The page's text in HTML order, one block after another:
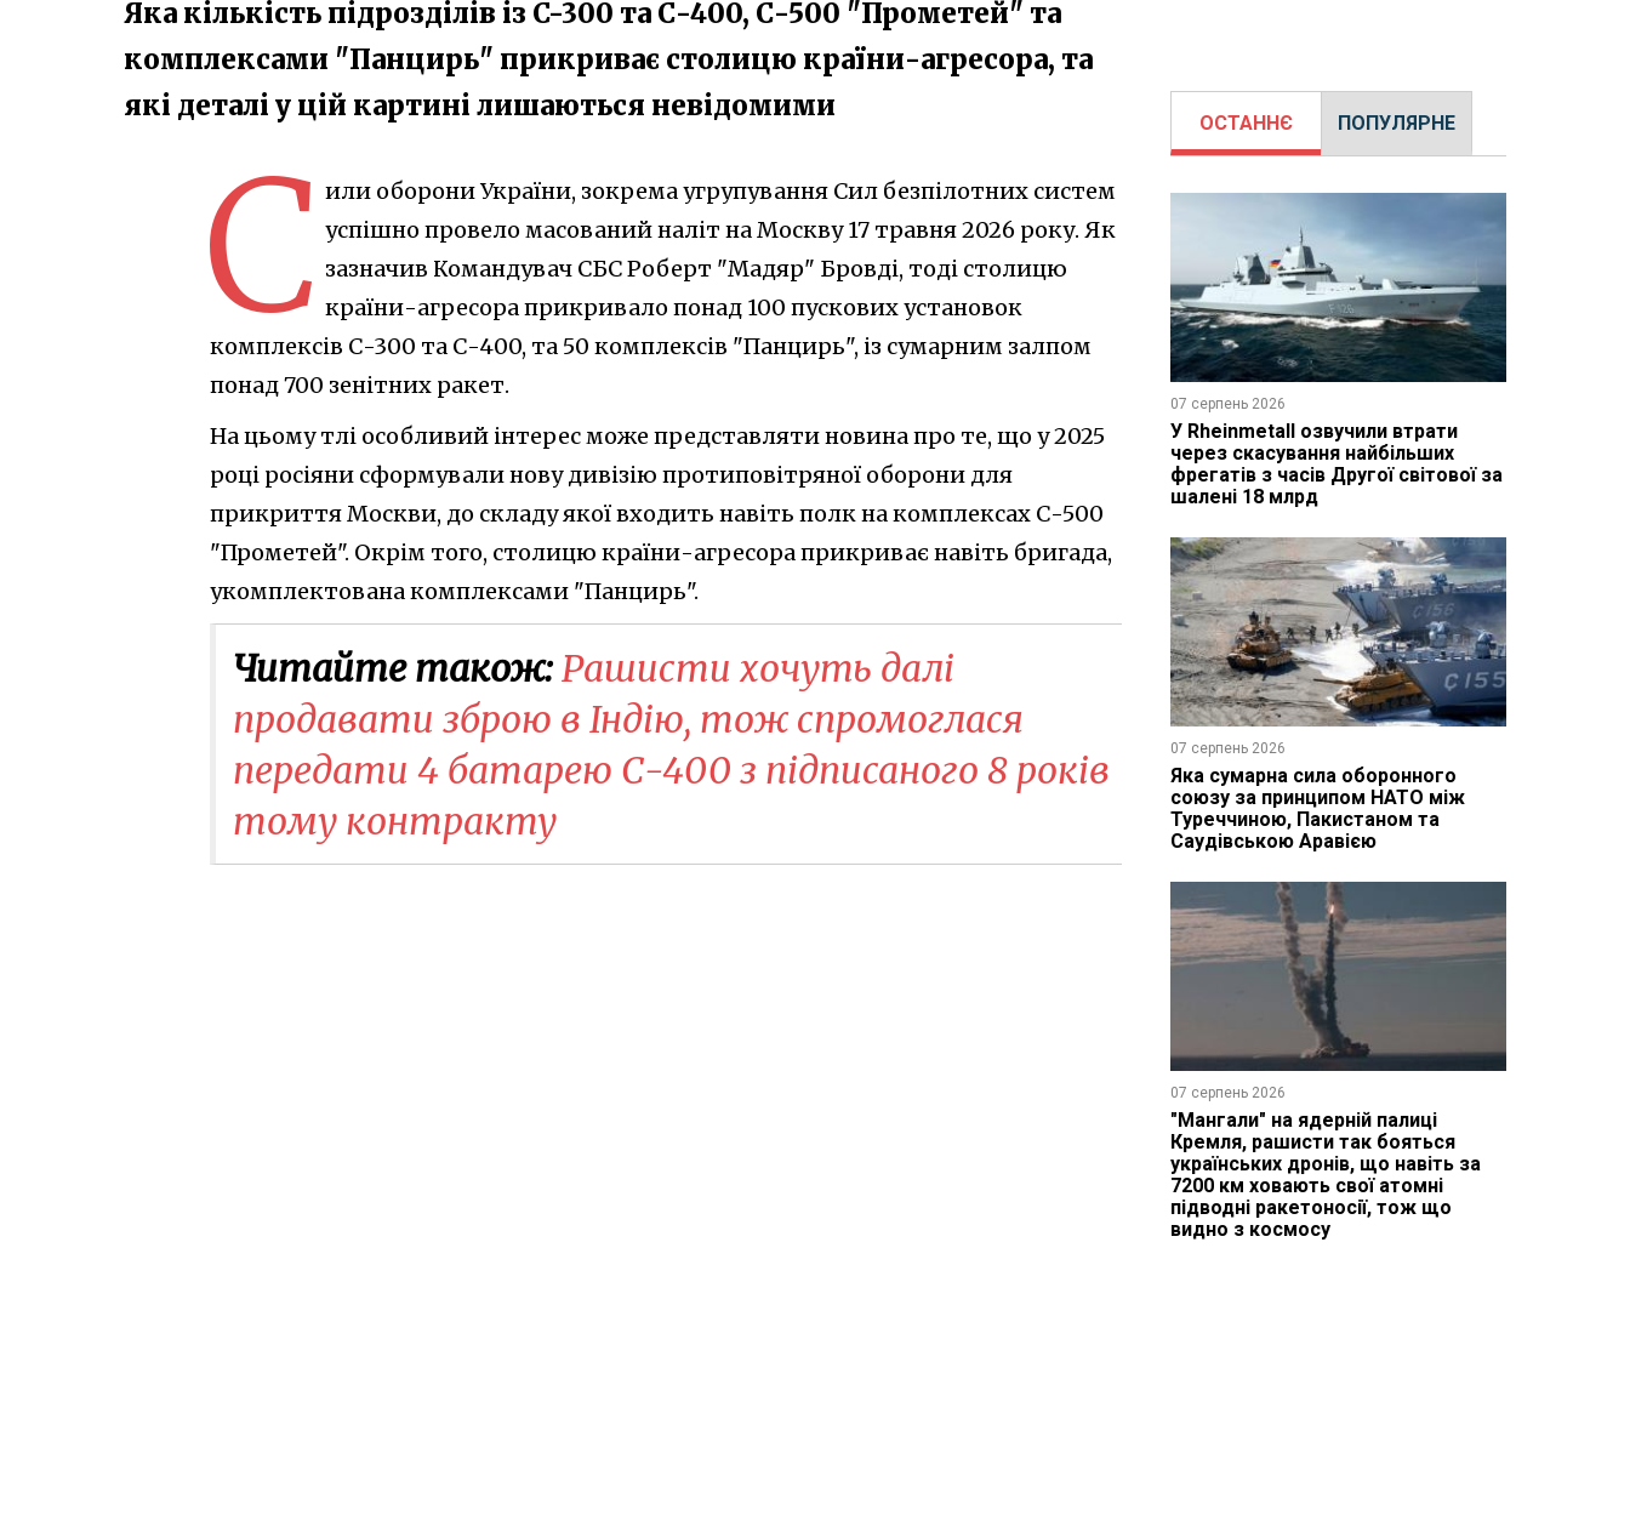
Яка кількість підрозділів із C-300 та С-400, С-500 "Прометей" та
комплексами "Панцирь" прикриває столицю країни-агресора, та
які деталі у цій картині лишаються невідомими
С или оборони України, зокрема угрупування Сил безпілотних систем
успішно провело масований наліт на Москву 17 травня 2026 року. Як
зазначив Командувач СБС Роберт "Мадяр" Бровді, тоді столицю
країни-агресора прикривало понад 100 пускових установок
комплексів С-300 та С-400, та 50 комплексів "Панцирь", із сумарним залпом
понад 700 зенітних ракет.
На цьому тлі особливий інтерес може представляти новина про те, що у 2025
році росіяни сформували нову дивізію протиповітряної оборони для
прикриття Москви, до складу якої входить навіть полк на комплексах С-500
"Прометей". Окрім того, столицю країни-агресора прикриває навіть бригада,
укомплектована комплексами "Панцирь".
Читайте також:Рашисти хочуть далі
продавати зброю в Індію, тож спромоглася
передати 4 батарею С-400 з підписаного 8 років
тому контракту
ОСТАННЄ ПОПУЛЯРНЕ
07 серпень 2026
У Rheinmetall озвучили втрати
через скасування найбільших
фрегатів з часів Другої світової за
шалені 18 млрд
07 серпень 2026
Яка сумарна сила оборонного
союзу за принципом НАТО між
Туреччиною, Пакистаном та
Саудівською Аравією
07 серпень 2026
"Мангали" на ядерній палиці
Кремля, рашисти так бояться
українських дронів, що навіть за
7200 км ховають свої атомні
підводні ракетоносії, тож що
видно з космосу